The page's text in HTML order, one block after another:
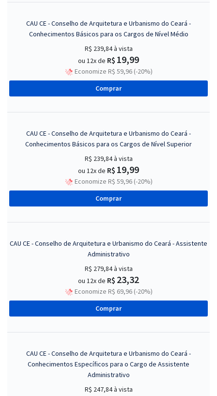
CAU CE - Conselho de Arquitetura e Urbanismo do Ceará -
Conhecimentos Básicos para os Cargos de Nível Médio
R$ 239,84à vista
ou 12x de R$ 19,99
Economize R$ 59,96 (-20%)
Comprar
CAU CE - Conselho de Arquitetura e Urbanismo do Ceará -
Conhecimentos Básicos para os Cargos de Nível Superior
R$ 239,84à vista
ou 12x de R$ 19,99
Economize R$ 59,96 (-20%)
Comprar
CAU CE - Conselho de Arquitetura e Urbanismo do Ceará - Assistente
Administrativo
R$ 279,84à vista
ou 12x de R$ 23,32
Economize R$ 69,96 (-20%)
Comprar
CAU CE - Conselho de Arquitetura e Urbanismo do Ceará -
Conhecimentos Específicos para o Cargo de Assistente
Administrativo
R$ 247,84à vista